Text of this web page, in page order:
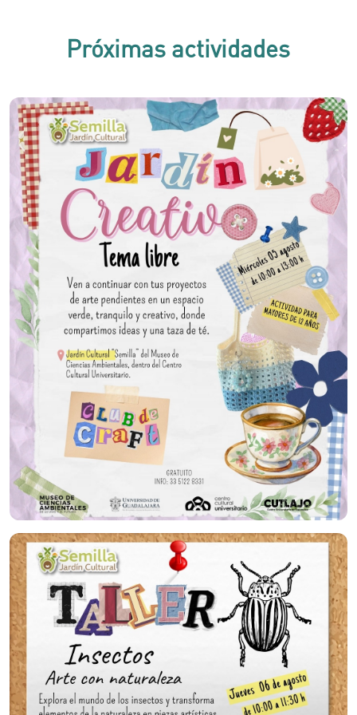
Próximas actividades